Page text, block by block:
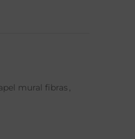
mural fibras ,